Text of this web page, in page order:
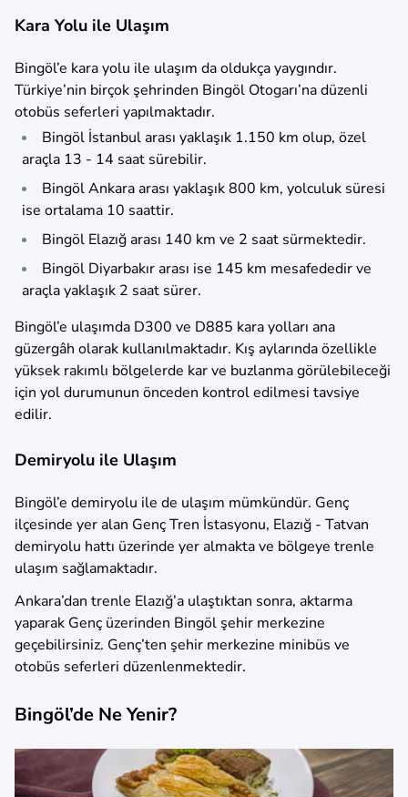
Kara Yolu ile Ulaşım
Bingöl’e kara yolu ile ulaşım da oldukça yaygındır.
Türkiye’nin birçok şehrinden Bingöl Otogarı’na düzenli
otobüs seferleri yapılmaktadır.
Bingöl İstanbul arası yaklaşık 1.150 km olup, özel
araçla 13 - 14 saat sürebilir.
Bingöl Ankara arası yaklaşık 800 km, yolculuk süresi
ise ortalama 10 saattir.
Bingöl Elazığ arası 140 km ve 2 saat sürmektedir.
Bingöl Diyarbakır arası ise 145 km mesafededir ve
araçla yaklaşık 2 saat sürer.
Bingöl’e ulaşımda D300 ve D885 kara yolları ana
güzergâh olarak kullanılmaktadır. Kış aylarında özellikle
yüksek rakımlı bölgelerde kar ve buzlanma görülebileceği
için yol durumunun önceden kontrol edilmesi tavsiye
edilir.
Demiryolu ile Ulaşım
Bingöl’e demiryolu ile de ulaşım mümkündür. Genç
ilçesinde yer alan Genç Tren İstasyonu, Elazığ - Tatvan
demiryolu hattı üzerinde yer almakta ve bölgeye trenle
ulaşım sağlamaktadır.
Ankara’dan trenle Elazığ’a ulaştıktan sonra, aktarma
yaparak Genç üzerinden Bingöl şehir merkezine
geçebilirsiniz. Genç’ten şehir merkezine minibüs ve
otobüs seferleri düzenlenmektedir.
Bingöl’de Ne Yenir?